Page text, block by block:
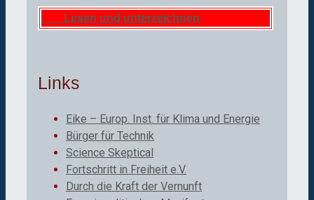
Lesen und unterzeichnen
Links
Eike – Europ. Inst. für Klima und Energie
Bürger für Technik
Science Skeptical
Fortschritt in Freiheit e.V.
Durch die Kraft der Vernunft